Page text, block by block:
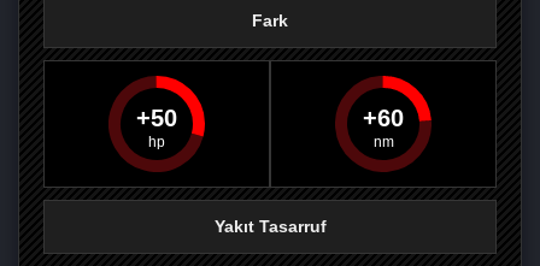
PAYLAŞPAYLAŞPLUS'TA
Fark
50 60
Yakıt Tasarruf